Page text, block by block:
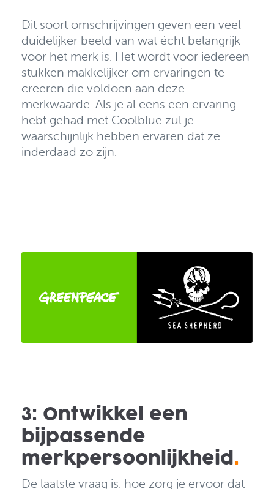
Dit soort omschrijvingen geven een veel
duidelijker beeld van wat écht belangrijk
voor het merk is. Het wordt voor iedereen
stukken makkelijker om ervaringen te
creëren die voldoen aan deze
merkwaarde. Als je al eens een ervaring
hebt gehad met Coolblue zul je
waarschijnlijk hebben ervaren dat ze
inderdaad zo zijn.
3: Ontwikkel een
bijpassende
merkpersoonlijkheid.
De laatste vraag is: hoe zorg je ervoor dat